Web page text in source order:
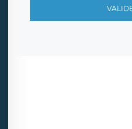
en sollicite la suppression,
demander la suppression de